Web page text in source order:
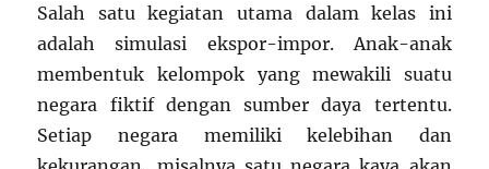
Salah satu kegiatan utama dalam kelas ini
adalah simulasi ekspor-impor. Anak-anak
membentuk kelompok yang mewakili suatu
negara fiktif dengan sumber daya tertentu.
Setiap negara memiliki kelebihan dan